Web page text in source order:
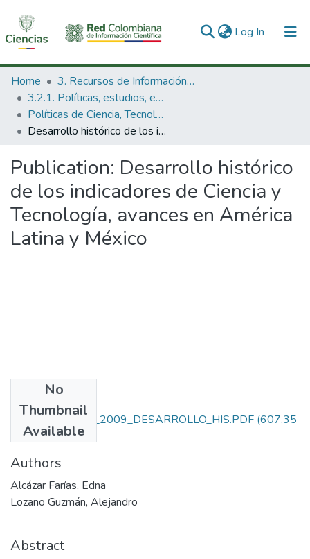
Log In (current)
Communities & Collections
All of DSpace
Statistics
Home
3. Recursos de Información Científica y Tecnológica
3.2.1. Políticas, estudios, evaluaciones e indicadores de CTeI
Políticas de Ciencia, Tecnología e Innovación
Desarrollo histórico de los indicadores de Ciencia y Tecnología, avances en América Latina y México
Publication: Desarrollo histórico
de los indicadores de Ciencia y
Tecnología, avances en América
Latina y México
No
Thumbnail
Available
1674-ALCAZAR_2009_DESARROLLO_HIS.PDF (607.35
KB)
Authors
Alcázar Farías, Edna
Lozano Guzmán, Alejandro
Abstract